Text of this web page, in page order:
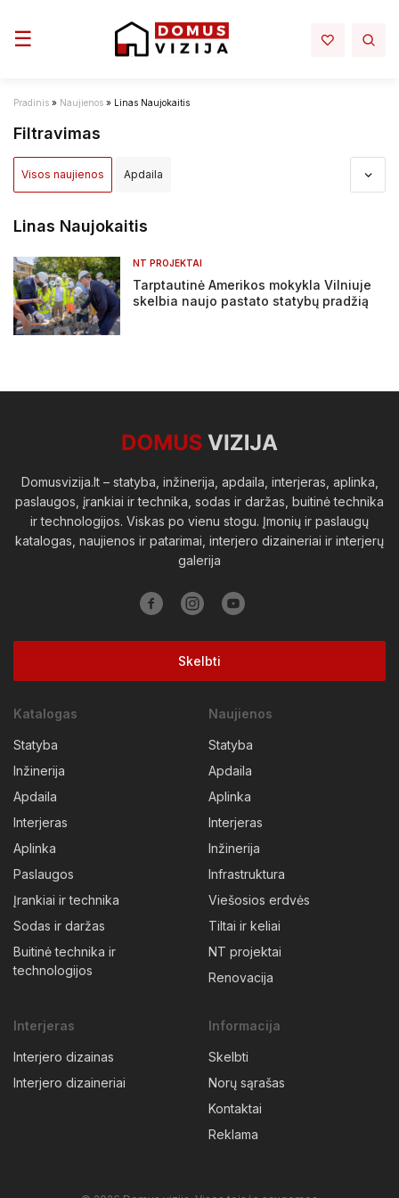
Toggle navigation
☰
Pradinis » Naujienos » Linas Naujokaitis
Filtravimas
Visos naujienos Apdaila
Infrastruktura Interjeras Inžinerija
Įstatymai ir reglamentai
Linas Naujokaitis
NT PROJEKTAI
Tarptautinė Amerikos mokykla Vilniuje
skelbia naujo pastato statybų pradžią
Domusvizija.lt – statyba, inžinerija, apdaila, interjeras, aplinka,
paslaugos, įrankiai ir technika, sodas ir daržas, buitinė technika
ir technologijos. Viskas po vienu stogu. Įmonių ir paslaugų
katalogas, naujienos ir patarimai, interjero dizaineriai ir interjerų
galerija
Skelbti
Katalogas
Statyba
Inžinerija
Apdaila
Interjeras
Aplinka
Paslaugos
Įrankiai ir technika
Sodas ir daržas
Buitinė technika ir
technologijos
Naujienos
Statyba
Apdaila
Aplinka
Interjeras
Inžinerija
Infrastruktura
Viešosios erdvės
Tiltai ir keliai
NT projektai
Renovacija
Interjeras
Interjero dizainas
Interjero dizaineriai
Informacija
Skelbti
Norų sąrašas
Kontaktai
Reklama